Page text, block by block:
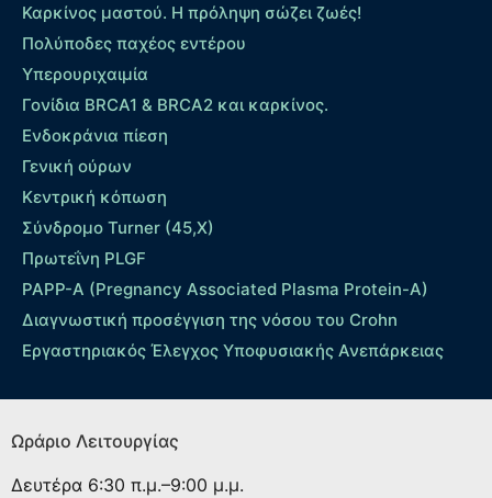
Καρκίνος μαστού. Η πρόληψη σώζει ζωές!
Πολύποδες παχέος εντέρου
Yπερουριχαιμία
Γονίδια BRCA1 & BRCA2 και καρκίνος.
Ενδοκράνια πίεση
Γενική ούρων
Κεντρική κόπωση
Σύνδρομο Turner (45,X)
Πρωτεΐνη PLGF
PAPP-A (Pregnancy Associated Plasma Protein-A)
Διαγνωστική προσέγγιση της νόσου του Crohn
Εργαστηριακός Έλεγχος Υποφυσιακής Ανεπάρκειας
Ωράριο Λειτουργίας
Δευτέρα 6:30 π.μ.–9:00 μ.μ.